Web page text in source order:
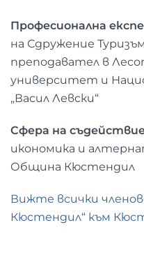
Професионална
на Сдружение
преподавател в
университет и
„Васил Левски“
Сфера на
икономика и
Община Кюстендил
Вижте всички
Кюстендил“ към